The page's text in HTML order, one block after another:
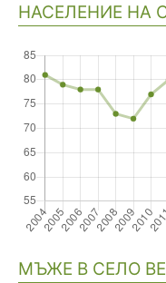
НАСЕЛЕНИЕ НА
МЪЖЕ В СЕЛО